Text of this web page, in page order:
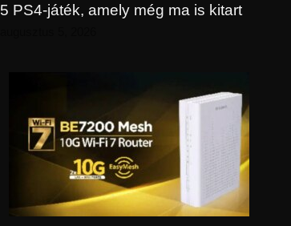
5 PS4-játék, amely még ma is kitart